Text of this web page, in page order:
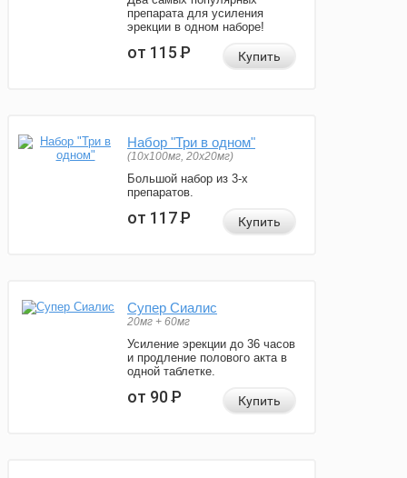
препарата для усиления
эрекции в одном наборе!
от 115Р Купить
Набор "Три в одном"
(10x100мг, 20x20мг)
Большой набор из 3-х
препаратов.
от 117Р Купить
Супер Сиалис
20мг + 60мг
Усиление эрекции до 36 часов
и продление полового акта в
одной таблетке.
от 90Р Купить